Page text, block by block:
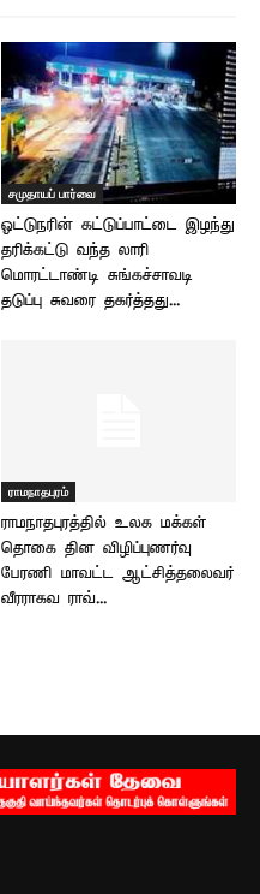
சமுதாயப் பார்வை
ஓட்டுநரின் கட்டுப்பாட்டை இழந்து
தரிக்கட்டு வந்த லாரி
மொரட்டாண்டி சுங்கச்சாவடி
தடுப்பு சுவரை தகர்த்தது...
ராமநாதபுரம்
ராமநாதபுரத்தில் உலக மக்கள்
தொகை தின விழிப்புணர்வு
பேரணி மாவட்ட ஆட்சித்தலைவர்
வீரராகவ ராவ்...